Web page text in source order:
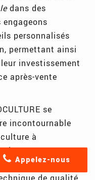
dans des
personnalisés
permettant ainsi
investissement
après-vente
se
incontournable
à
de Rennes. Que
à la pointe de la
de qualité
Appelez-nous